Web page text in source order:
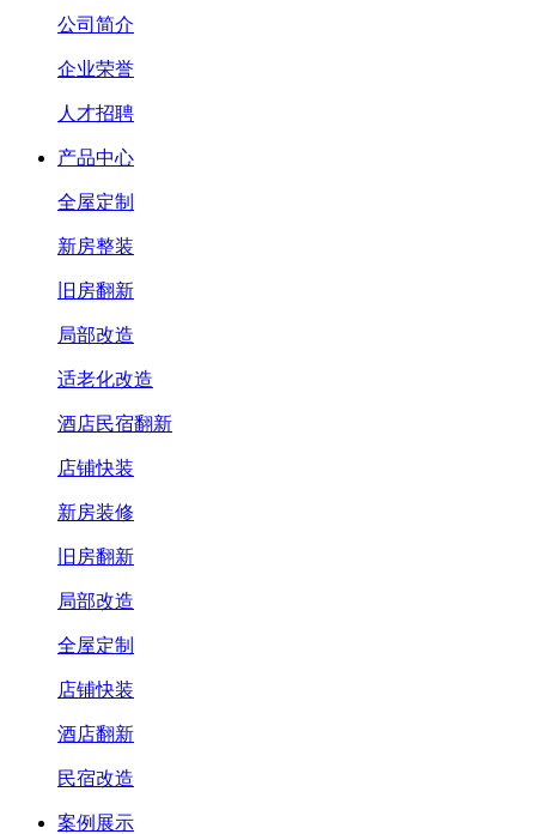
公司简介
企业荣誉
人才招聘
产品中心
全屋定制
新房整装
旧房翻新
局部改造
适老化改造
酒店民宿翻新
店铺快装
新房装修
旧房翻新
局部改造
全屋定制
店铺快装
酒店翻新
民宿改造
案例展示